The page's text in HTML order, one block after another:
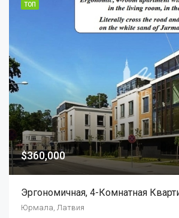
ТОП
$360,000
Юрмала, Латвия